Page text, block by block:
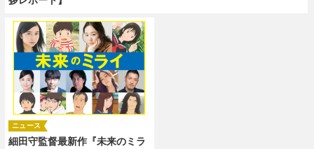
細田守監督最新作『未来のミラ
ニュース